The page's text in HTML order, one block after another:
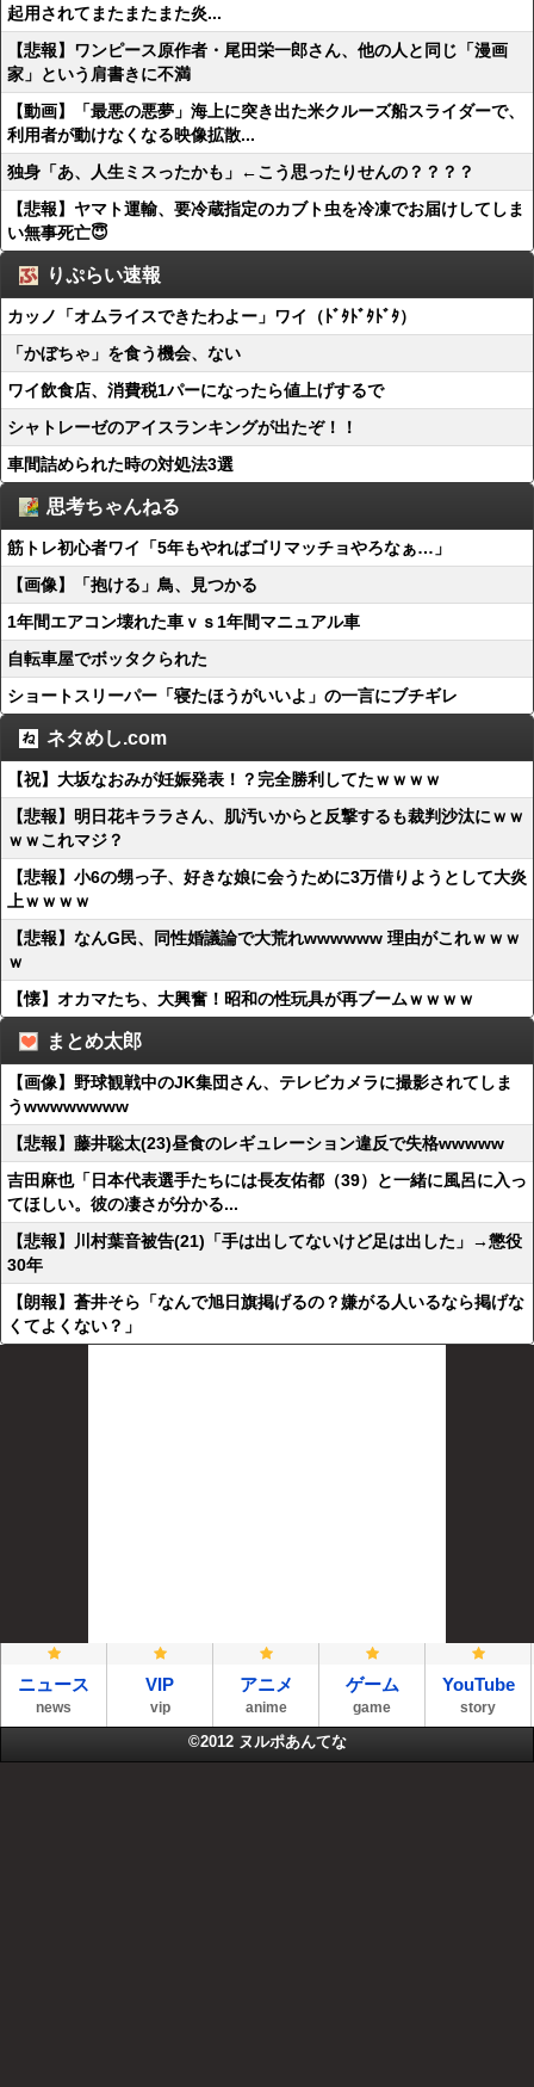
起用されてまたまたまた炎...
【悲報】ワンピース原作者・尾田栄一郎さん、他の人と同じ「漫画
家」という肩書きに不満
【動画】「最悪の悪夢」海上に突き出た米クルーズ船スライダーで、
利用者が動けなくなる映像拡散...
独身「あ、人生ミスったかも」←こう思ったりせんの？？？？
【悲報】ヤマト運輸、要冷蔵指定のカブト虫を冷凍でお届けしてしま
い無事死亡😇
りぷらい速報
カッノ「オムライスできたわよー」ワイ（ﾄﾞﾀﾄﾞﾀﾄﾞﾀ）
「かぼちゃ」を食う機会、ない
ワイ飲食店、消費税1パーになったら値上げするで
シャトレーゼのアイスランキングが出たぞ！！
車間詰められた時の対処法3選
思考ちゃんねる
筋トレ初心者ワイ「5年もやればゴリマッチョやろなぁ…」
【画像】「抱ける」鳥、見つかる
1年間エアコン壊れた車ｖｓ1年間マニュアル車
自転車屋でボッタクられた
ショートスリーパー「寝たほうがいいよ」の一言にブチギレ
ネタめし.com
【祝】大坂なおみが妊娠発表！？完全勝利してたｗｗｗｗ
【悲報】明日花キララさん、肌汚いからと反撃するも裁判沙汰にｗｗ
ｗｗこれマジ？
【悲報】小6の甥っ子、好きな娘に会うために3万借りようとして大炎
上ｗｗｗｗ
【悲報】なんG民、同性婚議論で大荒れwwwwww 理由がこれｗｗｗ
ｗ
【懐】オカマたち、大興奮！昭和の性玩具が再ブームｗｗｗｗ
まとめ太郎
【画像】野球観戦中のJK集団さん、テレビカメラに撮影されてしま
うwwwwwwww
【悲報】藤井聡太(23)昼食のレギュレーション違反で失格wwwww
吉田麻也「日本代表選手たちには長友佑都（39）と一緒に風呂に入っ
てほしい。彼の凄さが分かる...
【悲報】川村葉音被告(21)「手は出してないけど足は出した」→懲役
30年
【朗報】蒼井そら「なんで旭日旗掲げるの？嫌がる人いるなら掲げな
くてよくない？」
ニュース
news
VIP
vip
アニメ
anime
ゲーム
game
YouTube
story
©2012 ヌルポあんてな